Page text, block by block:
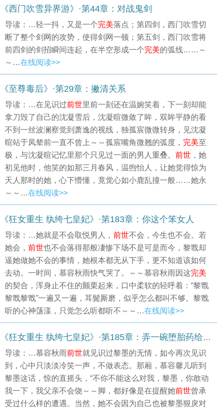
《西门吹雪异界游》·第44章：对战鬼剑
导读：…轻一抖，又是一个完美落点；第四剑，西门吹雪切
断了整个剑网的攻势，使得剑网一顿；第五剑，西门吹雪将
前四剑的剑招瞬间连起，在半空形成一个完美的弧线……～
～…在线阅读>>
《至尊毒后》·第29章：撇清关系
导读：…在见识过前世里前一刻还在温婉笑着，下一刻却能
拿刀毁了自己的沈凝雪后，沈凝暄微敛了眸，双眸平静的看
不到一丝波澜察觉到萧逸的视线，独孤宸微微转身，见沈凝
暄站于凤辇前一直不曾上～～孤宸嘴角微翘的弧度， 完美至
极，与沈凝暄记忆里那个只见过一面的男人重叠。 前世 ，她
初见他时，他笑的如那三月春风，温煦怡人，让她觉得惊为
天人那时的她，心下懵懂，竟觉心如小鹿乱撞一般……她永
～～…在线阅读>>
《狂女重生 纨绔七皇妃》·第183章：你这个笨女人
导读：…她就是不会取悦男人， 前世不会，今生也不会。若
她会， 前世也不会落得那般凄惨下场不是可是而今，黎戬却
逼她做她不会的事情，她根本都无从下手，更不知道该如何
去动。一时间，慕容秋雨快气哭了。～～慕容秋雨因这完美
的契合，浑身止不住的颤栗起来，口中柔软的轻呼着：“黎戬
黎戬黎戬”一遍又一遍，耳鬓厮磨，似乎怎么都叫不够。黎戬
听的心神荡漾，只觉怎么听都听不～～…在线阅读>>
《狂女重生 纨绔七皇妃》·第185章：弄一碗堕胎药给她！
导读：…慕容秋雨前世就见识过黎墨的无情，如今再次见识
到，心中只淡淡冷笑一声，不做表态。那厢，慕容馨儿听到
黎墨这话，惊的直摇头，“不你不能这么对我，黎墨，你敢动
我一下，我父亲不会饶～～脚，都好像是在提醒她前世曾承
受过什么样的遭遇。当然，她不会因为自己也被黎墨狠戾对